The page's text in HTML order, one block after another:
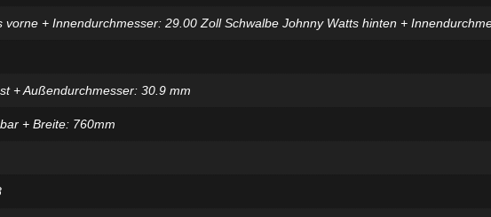
vorne + Innendurchmesser: 29.00 Zoll Schwalbe Johnny Watts hinten +
+ Außendurchmesser: 30.9 mm
+ Breite: 760mm